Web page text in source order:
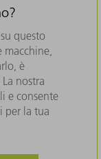
questo
è
nostra
e consente
per la tua